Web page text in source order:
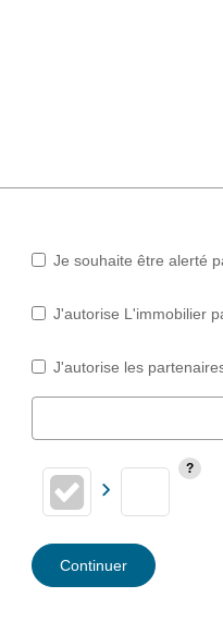
Je souhaite être alerté
J'autorise L'immobilier
J'autorise les
Continuer